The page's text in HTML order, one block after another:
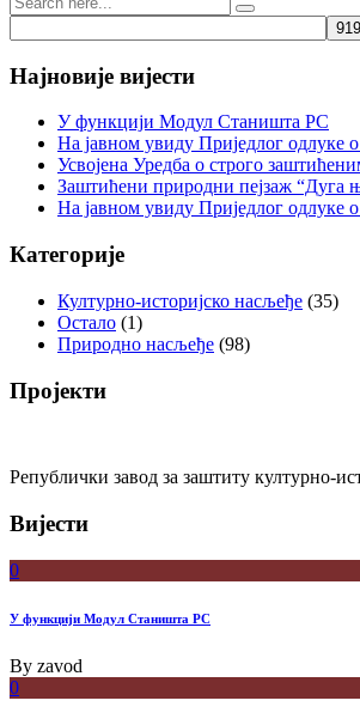
Најновије вијести
У функцији Модул Станишта РС
На јавном увиду Приједлог
Усвојена Уредба о строго
Заштићени природни пејзаж “Дуга
На јавном увиду Приједлог oдлуке
Категорије
Културно-историјско насљеђе (35)
Остало (1)
Природно насљеђе (98)
Пројекти
Републички завод за заштиту културно-
Вијести
0
У функцији Модул Станишта РС
By zavod
0